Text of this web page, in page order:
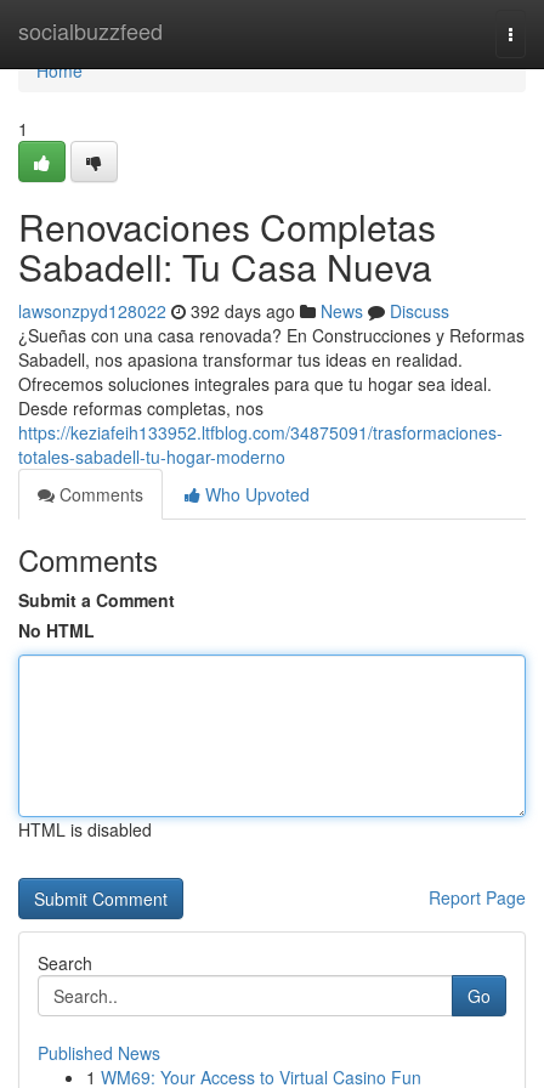
socialbuzzfeed
Home
Home
1
Renovaciones Completas
Sabadell: Tu Casa Nueva
lawsonzpyd128022 392 days ago News
Discuss
¿Sueñas con una casa renovada? En Construcciones y Reformas
Sabadell, nos apasiona transformar tus ideas en realidad.
Ofrecemos soluciones integrales para que tu hogar sea ideal.
Desde reformas completas, nos
https://keziafeih133952.ltfblog.com/34875091/trasformaciones-
totales-sabadell-tu-hogar-moderno
Comments
Who Upvoted
Comments
Submit a Comment
No HTML
HTML is disabled
Report Page
Search
Go
Published News
1 WM69: Your Access to Virtual Casino Fun